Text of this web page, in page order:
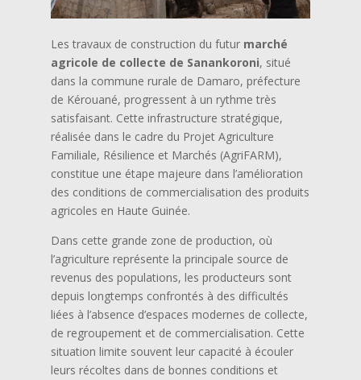
Les travaux de construction du futur marché
agricole de collecte de Sanankoroni, situé
dans la commune rurale de Damaro, préfecture
de Kérouané, progressent à un rythme très
satisfaisant. Cette infrastructure stratégique,
réalisée dans le cadre du Projet Agriculture
Familiale, Résilience et Marchés (AgriFARM),
constitue une étape majeure dans l’amélioration
des conditions de commercialisation des produits
agricoles en Haute Guinée.
Dans cette grande zone de production, où
l’agriculture représente la principale source de
revenus des populations, les producteurs sont
depuis longtemps confrontés à des difficultés
liées à l’absence d’espaces modernes de collecte,
de regroupement et de commercialisation. Cette
situation limite souvent leur capacité à écouler
leurs récoltes dans de bonnes conditions et